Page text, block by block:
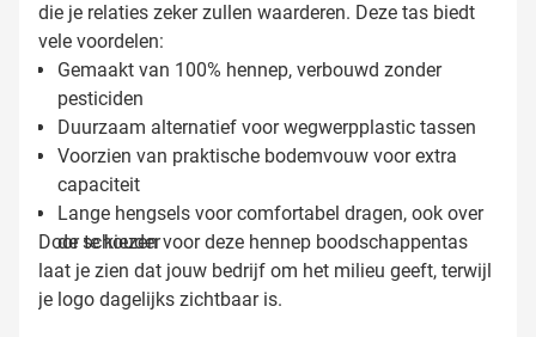
die je relaties zeker zullen waarderen. Deze tas biedt
vele voordelen:
Gemaakt van 100% hennep, verbouwd zonder
pesticiden
Duurzaam alternatief voor wegwerpplastic tassen
Voorzien van praktische bodemvouw voor extra
capaciteit
Lange hengsels voor comfortabel dragen, ook over
de schouder
Door te kiezen voor deze hennep boodschappentas
laat je zien dat jouw bedrijf om het milieu geeft, terwijl
je logo dagelijks zichtbaar is.